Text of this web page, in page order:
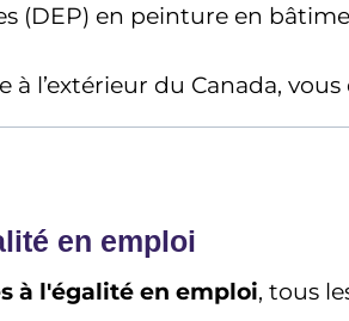
(DEP) en peinture en
à l’extérieur du Canada,
en emploi
à l'égalité en emploi, tous